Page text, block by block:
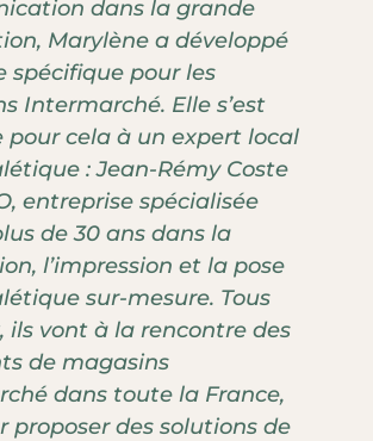
dans la grande
Marylène a développé
spécifique pour les
Intermarché. Elle s’est
pour cela à un expert local
: Jean-Rémy Coste
entreprise spécialisée
de 30 ans dans la
l’impression et la pose
sur-mesure. Tous
ils vont à la rencontre des
de magasins
dans toute la France,
proposer des solutions de